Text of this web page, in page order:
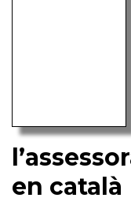
en català